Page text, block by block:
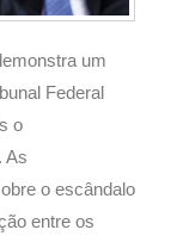
um
Federal
o
As
o escândalo
entre os